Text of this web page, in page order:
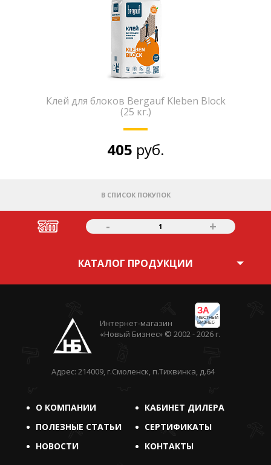
Клей для блоков Bergauf Kleben Block
(25 кг.)
405 руб.
В СПИСОК ПОКУПОК
- 1 +
КАТАЛОГ ПРОДУКЦИИ
ЗА
ЧЕСТНЫЙ
БИЗНЕС
Интернет-магазин
«Новый Бизнес» © 2002 - 2026 г.
Адрес: 214009, г.Смоленск, п.Тихвинка, д.64
О КОМПАНИИ
КАБИНЕТ ДИЛЕРА
ПОЛЕЗНЫЕ СТАТЬИ
СЕРТИФИКАТЫ
НОВОСТИ
КОНТАКТЫ